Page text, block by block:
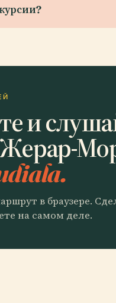
и
в браузере.
на самом деле.